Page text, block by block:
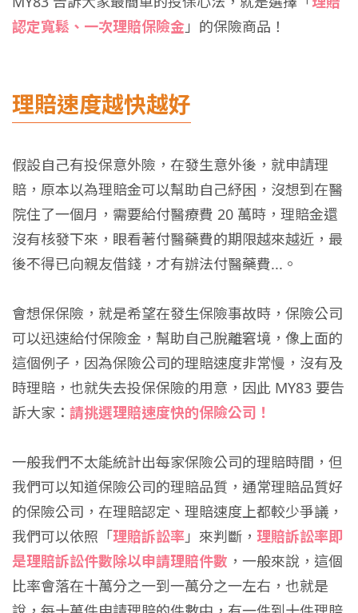
認定寬鬆、一次理賠保險金」的保險商品！
理賠速度越快越好
假設自己有投保意外險，在發生意外後，就申請理
賠，原本以為理賠金可以幫助自己紓困，沒想到在醫
院住了一個月，需要給付醫療費 20 萬時，理賠金還
沒有核發下來，眼看著付醫藥費的期限越來越近，最
後不得已向親友借錢，才有辦法付醫藥費...。
會想保保險，就是希望在發生保險事故時，保險公司
可以迅速給付保險金，幫助自己脫離窘境，像上面的
這個例子，因為保險公司的理賠速度非常慢，沒有及
時理賠，也就失去投保保險的用意，因此 MY83 要告
訴大家： 請挑選理賠速度快的保險公司！
一般我們不太能統計出每家保險公司的理賠時間，但
我們可以知道保險公司的理賠品質，通常理賠品質好
的保險公司，在理賠認定、理賠速度上都較少爭議，
我們可以依照「理賠訴訟率」來判斷， 理賠訴訟率即
是理賠訴訟件數除以申請理賠件數 ，一般來說，這個
比率會落在十萬分之一到一萬分之一左右，也就是